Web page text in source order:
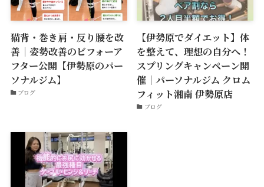
猫背・巻き肩・反り腰を改
善｜姿勢改善のビフォーア
フター公開【伊勢原のパー
ソナルジム】
ブログ
【伊勢原でダイエット】体
を整えて、理想の自分へ！
スプリングキャンペーン開
催｜パーソナルジム クロム
フィット湘南 伊勢原店
ブログ